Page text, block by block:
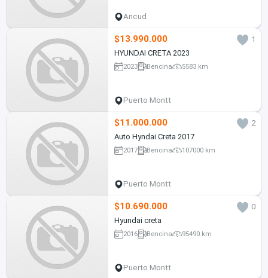
Ancud
$13.990.000
1
HYUNDAI CRETA 2023
2023 Bencina 5583 km
Puerto Montt
$11.000.000
2
Auto Hyndai Creta 2017
2017 Bencina 107000 km
Puerto Montt
$10.690.000
0
Hyundai creta
2016 Bencina 95490 km
Puerto Montt